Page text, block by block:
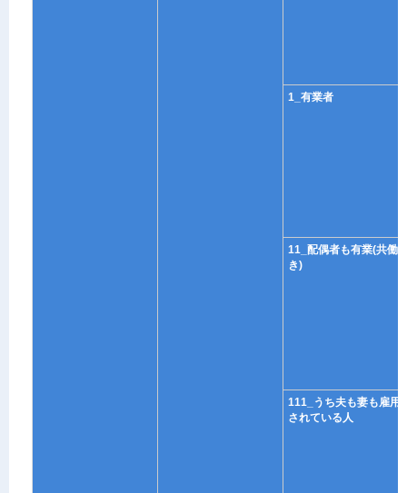
1_有業者
11_配偶者も有業(共働
き)
111_うち夫も妻も雇用
されている人